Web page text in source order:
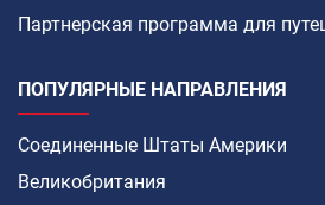
Партнерская программа для
ПОПУЛЯРНЫЕ НАПРАВЛЕНИЯ
Соединенные Штаты Америки
Великобритания